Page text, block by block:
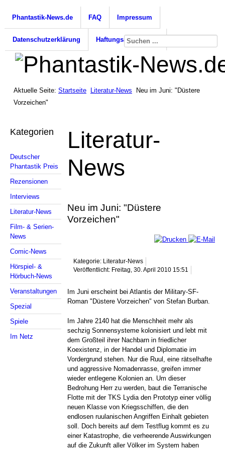
Phantastik-News.de FAQ Impressum
Datenschutzerklärung Haftungsausschluss
Aktuelle Seite: Startseite Literatur-News
Neu im Juni: "Düstere
Vorzeichen"
Kategorien
Deutscher
Phantastik Preis
Rezensionen
Interviews
Literatur-News
Film- & Serien-
News
Comic-News
Hörspiel- &
Hörbuch-News
Veranstaltungen
Spezial
Spiele
Im Netz
Literatur-
News
Neu im Juni: "Düstere
Vorzeichen"
Kategorie: Literatur-News
Veröffentlicht: Freitag, 30. April 2010 15:51
Im Juni erscheint bei Atlantis der Military-SF-
Roman "Düstere Vorzeichen" von Stefan Burban.
Im Jahre 2140 hat die Menschheit mehr als
sechzig Sonnensysteme kolonisiert und lebt mit
dem Großteil ihrer Nachbarn in friedlicher
Koexistenz, in der Handel und Diplomatie im
Vordergrund stehen. Nur die Ruul, eine rätselhafte
und aggressive Nomadenrasse, greifen immer
wieder entlegene Kolonien an. Um dieser
Bedrohung Herr zu werden, baut die Terranische
Flotte mit der TKS Lydia den Prototyp einer völlig
neuen Klasse von Kriegsschiffen, die den
endlosen ruulanischen Angriffen Einhalt gebieten
soll. Doch bereits auf dem Testflug kommt es zu
einer Katastrophe, die verheerende Auswirkungen
auf die Zukunft aller Völker im System haben